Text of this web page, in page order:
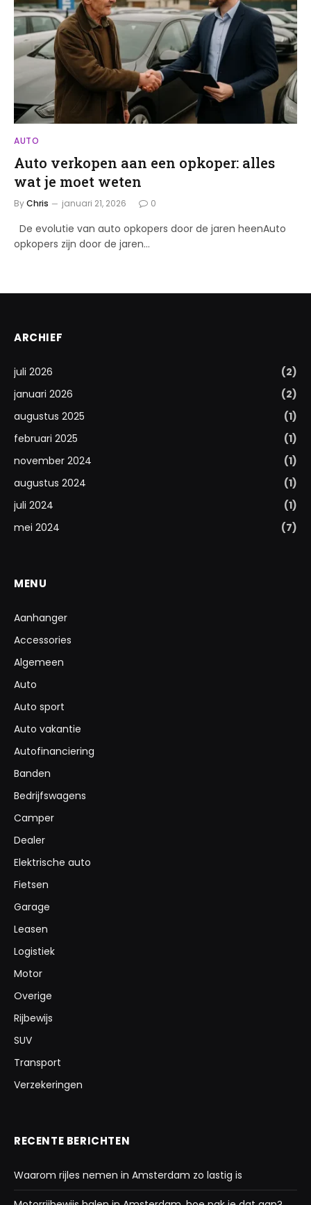
AUTO
Auto verkopen aan een opkoper: alles
wat je moet weten
ByChris januari 21, 2026 0
De evolutie van auto opkopers door de jaren heenAuto
opkopers zijn door de jaren…
ARCHIEF
juli 2026
(2)
januari 2026
(2)
augustus 2025
(1)
februari 2025
(1)
november 2024
(1)
augustus 2024
(1)
juli 2024
(1)
mei 2024
(7)
MENU
Aanhanger
Accessories
Algemeen
Auto
Auto sport
Auto vakantie
Autofinanciering
Banden
Bedrijfswagens
Camper
Dealer
Elektrische auto
Fietsen
Garage
Leasen
Logistiek
Motor
Overige
Rijbewijs
SUV
Transport
Verzekeringen
RECENTE BERICHTEN
Waarom rijles nemen in Amsterdam zo lastig is